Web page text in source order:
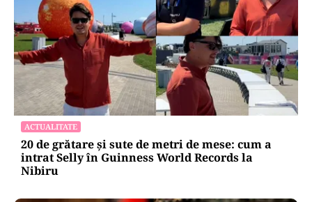
ACTUALITATE
20 de grătare și sute de metri de mese: cum a
intrat Selly în Guinness World Records la
Nibiru